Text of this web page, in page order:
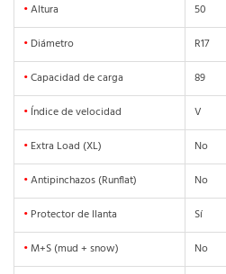
•Altura
50
• Diámetro
R17
•Capacidad de carga
89
• Índice de velocidad
V
• Extra Load (XL)
No
•Antipinchazos (Runflat)
No
• Protector de llanta
Sí
• M+S (mud + snow) No